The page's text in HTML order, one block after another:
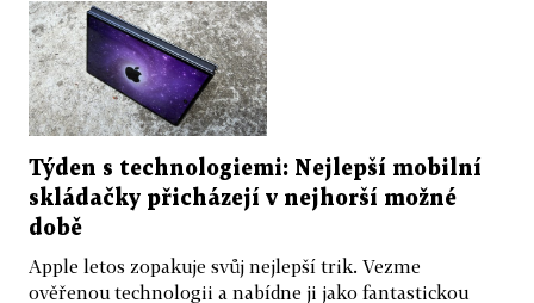
Týden s technologiemi: Nejlepší mobilní
skládačky přicházejí v nejhorší možné
době
Apple letos zopakuje svůj nejlepší trik. Vezme
ověřenou technologii a nabídne ji jako fantastickou